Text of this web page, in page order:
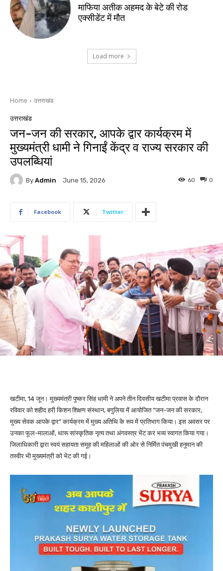
माफिया अतीक अहमद के बेटे की रोड
एक्सीडेंट में मौत
Load more